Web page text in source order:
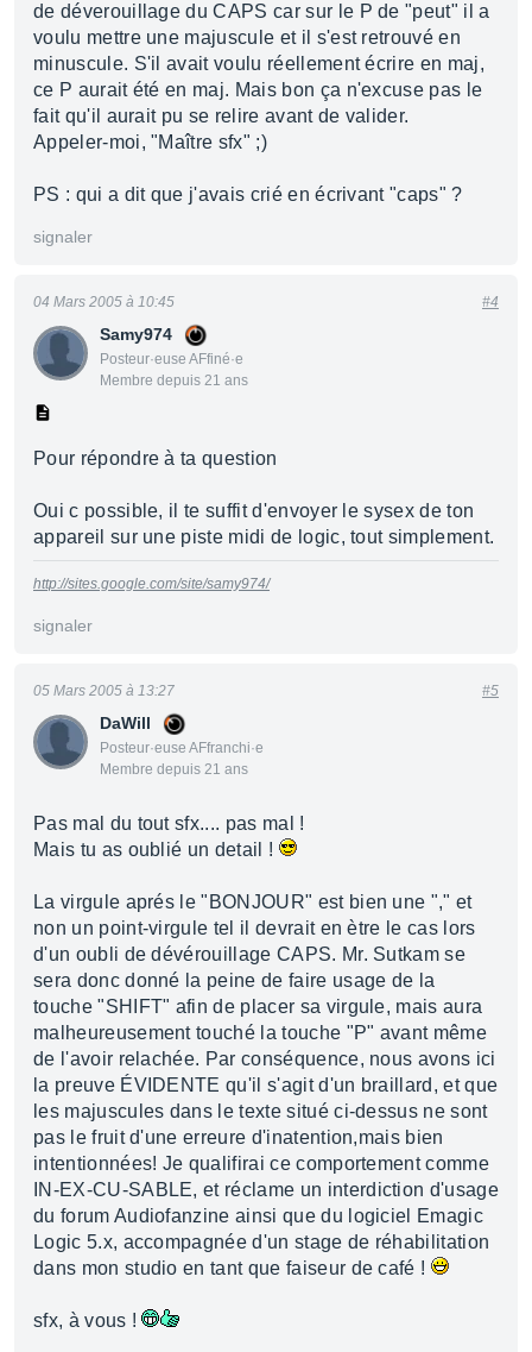
de déverouillage du CAPS car sur le P de "peut" il a
voulu mettre une majuscule et il s'est retrouvé en
minuscule. S'il avait voulu réellement écrire en maj,
ce P aurait été en maj. Mais bon ça n'excuse pas le
fait qu'il aurait pu se relire avant de valider.
Appeler-moi, "Maître sfx" ;)
PS : qui a dit que j'avais crié en écrivant "caps" ?
signaler
Samy974
Posteur·euse AFfiné·e
Membre depuis 21 ans
04 Mars 2005 à 10:45 #4
Pour répondre à ta question
Oui c possible, il te suffit d'envoyer le sysex de ton
appareil sur une piste midi de logic, tout simplement.
http://sites.google.com/site/samy974/
signaler
DaWill
Posteur·euse AFfranchi·e
Membre depuis 21 ans
05 Mars 2005 à 13:27 #5
Pas mal du tout sfx.... pas mal !
Mais tu as oublié un detail !
La virgule aprés le "BONJOUR" est bien une "," et
non un point-virgule tel il devrait en ètre le cas lors
d'un oubli de dévérouillage CAPS. Mr. Sutkam se
sera donc donné la peine de faire usage de la
touche "SHIFT" afin de placer sa virgule, mais aura
malheureusement touché la touche "P" avant même
de l'avoir relachée. Par conséquence, nous avons ici
la preuve ÉVIDENTE qu'il s'agit d'un braillard, et que
les majuscules dans le texte situé ci-dessus ne sont
pas le fruit d'une erreure d'inatention,mais bien
intentionnées! Je qualifirai ce comportement comme
IN-EX-CU-SABLE, et réclame un interdiction d'usage
du forum Audiofanzine ainsi que du logiciel Emagic
Logic 5.x, accompagnée d'un stage de réhabilitation
dans mon studio en tant que faiseur de café !
sfx, à vous !